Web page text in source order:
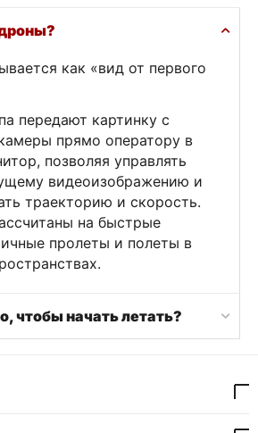
как «вид от первого
передают картинку с
прямо оператору в
позволяя управлять
видеоизображению и
траекторию и скорость.
на быстрые
пролеты и полеты в
чтобы начать летать?